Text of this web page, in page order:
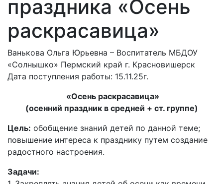
праздника «Осень
раскрасавица»
Ванькова Ольга Юрьевна – Воспитатель МБДОУ
«Солнышко» Пермский край г. Красновишерск
Дата поступления работы: 15.11.25г.
«Осень раскрасавица»
(осенний праздник в средней + ст. группе)
Цель: обобщение знаний детей по данной теме;
повышение интереса к празднику путем создание
радостного настроения.
Задачи: